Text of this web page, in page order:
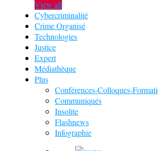
View all
Cybercriminalité
Crime Organisé
Technologies
Justice
Expert
Médiathèque
Plus
Conférences-Colloques-
Communiqués
Insolite
Flashnews
Infographie